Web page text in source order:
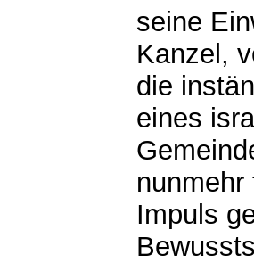
seine
Kanzel,
die
eines
Impuls